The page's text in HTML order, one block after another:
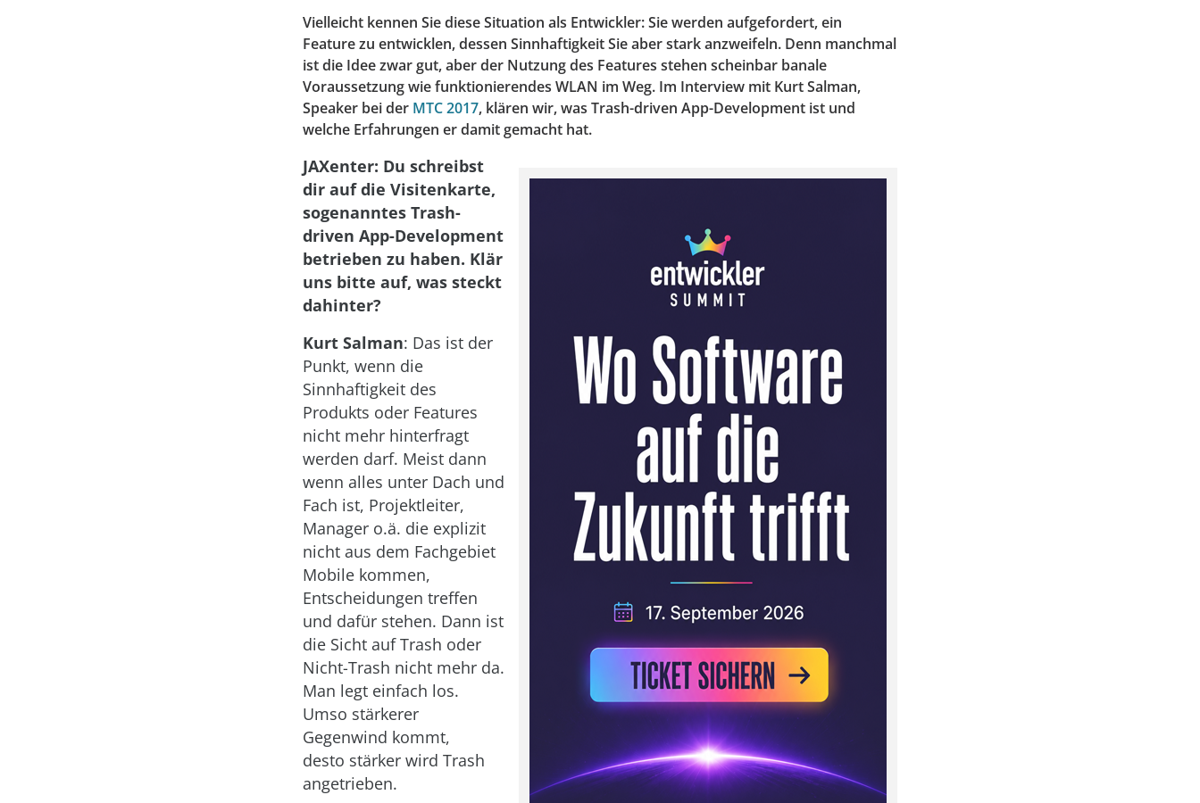
Vielleicht kennen Sie diese Situation als Entwickler: Sie werden aufgefordert, ein
Feature zu entwicklen, dessen Sinnhaftigkeit Sie aber stark anzweifeln. Denn manchmal
ist die Idee zwar gut, aber der Nutzung des Features stehen scheinbar banale
Voraussetzung wie funktionierendes WLAN im Weg. Im Interview mit Kurt Salman,
Speaker bei der MTC 2017, klären wir, was Trash-driven App-Development ist und
welche Erfahrungen er damit gemacht hat.
JAXenter: Du schreibst
dir auf die Visitenkarte,
sogenanntes Trash-
driven App-Development
betrieben zu haben. Klär
uns bitte auf, was steckt
dahinter?
Kurt Salman: Das ist der
Punkt, wenn die
Sinnhaftigkeit des
Produkts oder Features
nicht mehr hinterfragt
werden darf. Meist dann
wenn alles unter Dach und
Fach ist, Projektleiter,
Manager o.ä. die explizit
nicht aus dem Fachgebiet
Mobile kommen,
Entscheidungen treffen
und dafür stehen. Dann ist
die Sicht auf Trash oder
Nicht-Trash nicht mehr da.
Man legt einfach los.
Umso stärkerer
Gegenwind kommt,
desto stärker wird Trash
angetrieben.